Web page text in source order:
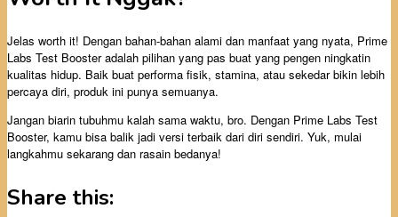
Jelas worth it! Dengan bahan-bahan alami dan manfaat yang nyata, Prime
Labs Test Booster adalah pilihan yang pas buat yang pengen ningkatin
kualitas hidup. Baik buat performa fisik, stamina, atau sekedar bikin lebih
percaya diri, produk ini punya semuanya.
Jangan biarin tubuhmu kalah sama waktu, bro. Dengan Prime Labs Test
Booster, kamu bisa balik jadi versi terbaik dari diri sendiri. Yuk, mulai
langkahmu sekarang dan rasain bedanya!
Share this: